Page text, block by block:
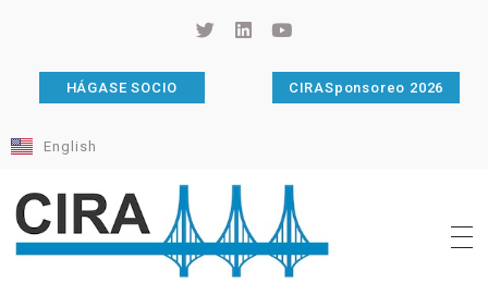
HÁGASE SOCIO CIRASponsoreo 2026
English